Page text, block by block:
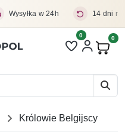
Wysyłka w 24h 14 dni
Liczba pozycji
0 0
Królowie Belgijscy